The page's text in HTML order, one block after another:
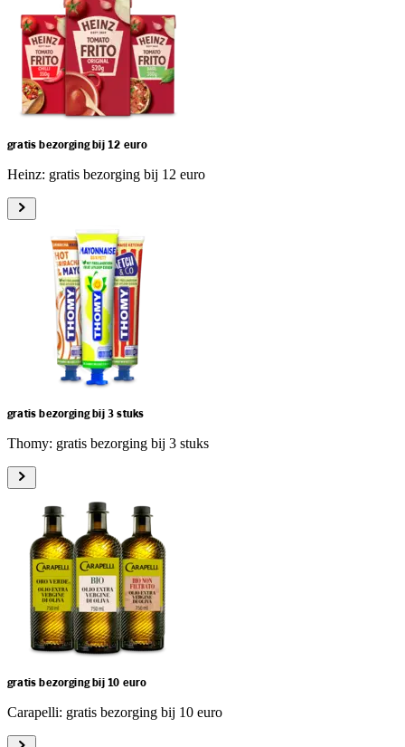
gratis bezorging bij 12 euro
Heinz: gratis bezorging bij 12 euro
gratis bezorging bij 3 stuks
Thomy: gratis bezorging bij 3 stuks
gratis bezorging bij 10 euro
Carapelli: gratis bezorging bij 10 euro